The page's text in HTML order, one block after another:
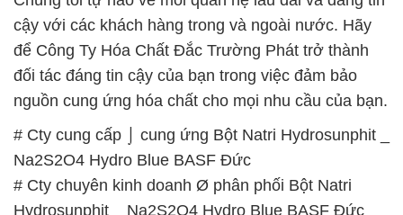
# Cty cung cấp ⌡ cung ứng Bột Natri Hydrosunphit _
Na2S2O4 Hydro Blue BASF Đức
# Cty chuyên kinh doanh Ø phân phối Bột Natri
Hydrosunphit _ Na2S2O4 Hydro Blue BASF Đức
# Cty chuyên cung ứng ≈ bán Bột Natri
Hydrosunphit _ Na2S2O4 Hydro Blue BASF Đức
# Địa chỉ phân phối ƒ thương mại Bột Natri
Hydrosunphit _ Na2S2O4 Hydro Blue BASF Đức